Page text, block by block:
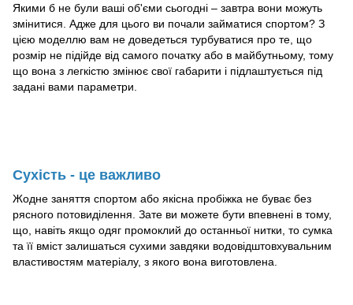
Якими б не були ваші об'єми сьогодні – завтра вони можуть
змінитися. Адже для цього ви почали займатися спортом? З
цією моделлю вам не доведеться турбуватися про те, що
розмір не підійде від самого початку або в майбутньому, тому
що вона з легкістю змінює свої габарити і підлаштується під
задані вами параметри.
Сухість - це важливо
Жодне заняття спортом або якісна пробіжка не буває без
рясного потовиділення. Зате ви можете бути впевнені в тому,
що, навіть якщо одяг промоклий до останньої нитки, то сумка
та її вміст залишаться сухими завдяки водовідштовхувальним
властивостям матеріалу, з якого вона виготовлена.